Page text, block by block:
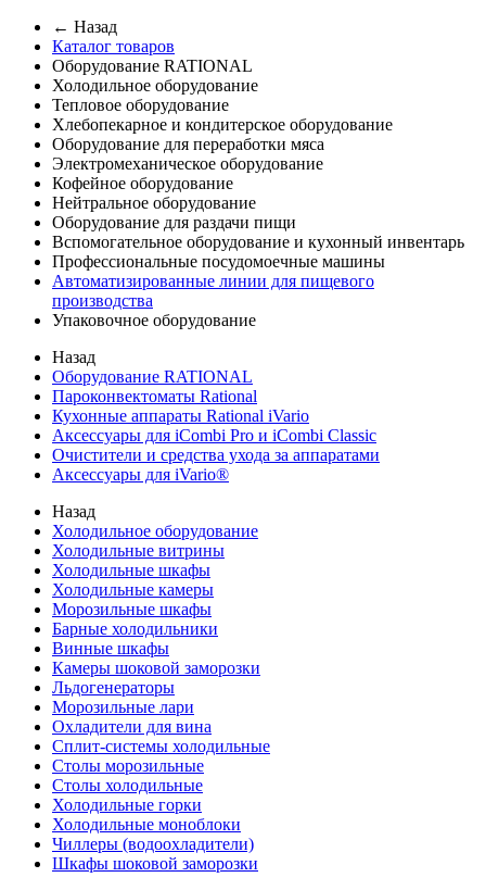
← Назад
Каталог товаров
Оборудование RATIONAL
Холодильное оборудование
Тепловое оборудование
Хлебопекарное и кондитерское оборудование
Оборудование для переработки мяса
Электромеханическое оборудование
Кофейное оборудование
Нейтральное оборудование
Оборудование для раздачи пищи
Вспомогательное оборудование и кухонный инвентарь
Профессиональные посудомоечные машины
Автоматизированные линии для пищевого
производства
Упаковочное оборудование
Назад
Оборудование RATIONAL
Пароконвектоматы Rational
Кухонные аппараты Rational iVario
Аксессуары для iCombi Pro и iCombi Classic
Очистители и средства ухода за аппаратами
Аксессуары для iVario®
Назад
Холодильное оборудование
Холодильные витрины
Холодильные шкафы
Холодильные камеры
Морозильные шкафы
Барные холодильники
Винные шкафы
Камеры шоковой заморозки
Льдогенераторы
Морозильные лари
Охладители для вина
Сплит-системы холодильные
Столы морозильные
Столы холодильные
Холодильные горки
Холодильные моноблоки
Чиллеры (водоохладители)
Шкафы шоковой заморозки